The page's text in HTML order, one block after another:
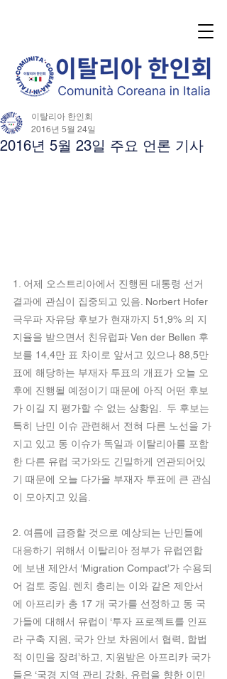
2016년 5월 23일 주요 언론 기사
이탈리아 한인회
2016년 5월 24일
1. 어제 오스트리아에서 진행된 대통령 선거
결과에 관심이 집중되고 있음. Norbert Hofer
극우파 자유당 후보가 현재까지 51,9% 의 지
지율을 받으면서 친유럽파 Ven der Bellen 후
보를 14,4만 표 차이로 앞서고 있으나 88,5만
표에 해당하는 부재자 투표의 개표가 오늘 오
후에 진행될 예정이기 때문에 아직 어떤 후보
가 이길 지 평가할 수 없는 상황임.  두 후보는
특히 난민 이슈 관련해서 전혀 다른 노선을 가
지고 있고 동 이슈가 독일과 이탈리아를 포함
한 다른 유럽 국가와도 긴밀하게 연관되어있
기 때문에 오늘 다가올 부재자 투표에 큰 관심
이 모아지고 있음.
2. 여름에 급증할 것으로 예상되는 난민들에
대응하기 위해서 이탈리아 정부가 유럽연합
에 보낸 제안서 ‘Migration Compact’가 수용되
어 검토 중임. 렌치 총리는 이와 같은 제안서
에 아프리카 총 17 개 국가를 선정하고 동 국
가들에 대해서 유럽이 ‘투자 프로젝트를 인프
라 구축 지원, 국가 안보 차원에서 협력, 합법
적 이민을 장려’하고, 지원받은 아프리카 국가
들은 ‘국경 지역 관리 강화, 유럽을 향한 이민